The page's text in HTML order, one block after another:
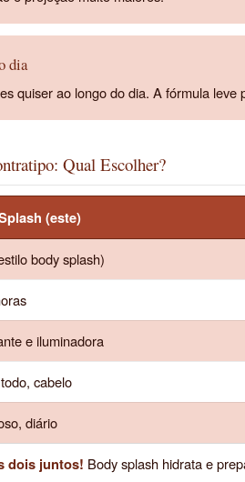
dia
quiser ao longo do dia. A fórmula
Qual Escolher?
(este)
body splash)
e iluminadora
cabelo
diário
dois juntos! Body splash hidrata e